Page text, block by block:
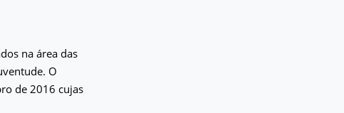
na área das
O
de 2016 cujas